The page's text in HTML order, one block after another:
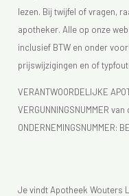
lezen. Bij twijfel of vragen,
apotheker. Alle op onze
inclusief BTW en onder
prijswijzigingen en of
VERANTWOORDELIJKE
VERGUNNINGSNUMMER
ONDERNEMINGSNUMMER:
Je vindt Apotheek Wouters